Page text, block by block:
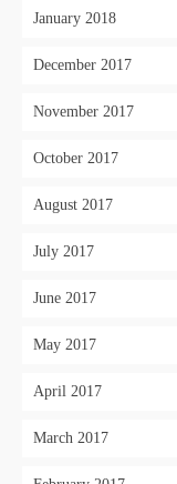
January 2018
December 2017
November 2017
October 2017
August 2017
July 2017
June 2017
May 2017
April 2017
March 2017